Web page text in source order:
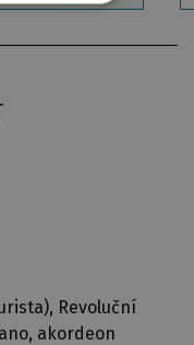
Revoluční
akordeon